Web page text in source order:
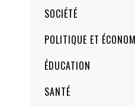
SOCIÉTÉ
POLITIQUE ET
ÉDUCATION
SANTÉ